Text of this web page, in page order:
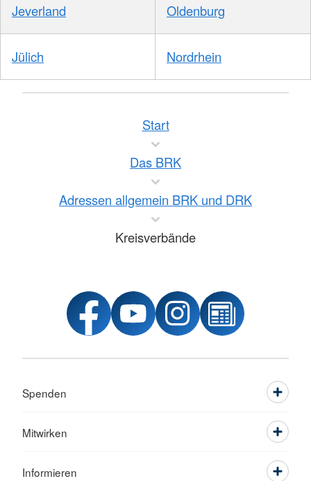
Jeverland Oldenburg
Jülich Nordrhein
Start
Das BRK
Adressen allgemein BRK und DRK
Kreisverbände
Spenden
Mitwirken
Informieren